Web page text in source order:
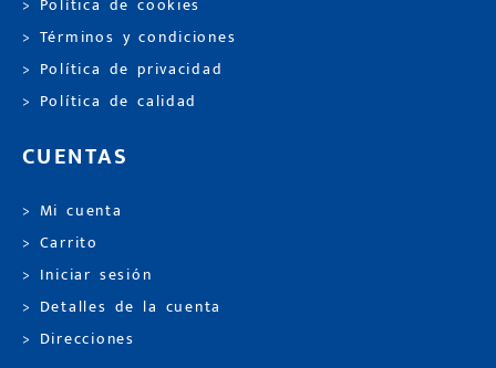
> Términos y condiciones
> Política de privacidad
> Política de calidad
CUENTAS
> Mi cuenta
> Carrito
> Iniciar sesión
> Detalles de la cuenta
> Direcciones